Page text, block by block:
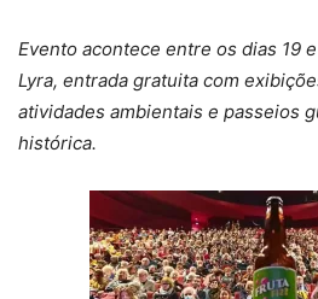
Evento acontece entre os dias 19
Lyra, entrada gratuita com
atividades ambientais e passeios
histórica.